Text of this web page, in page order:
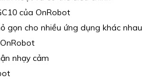
của OnRobot
gọn cho nhiều ứng dụng khác nhau
nhạy cảm